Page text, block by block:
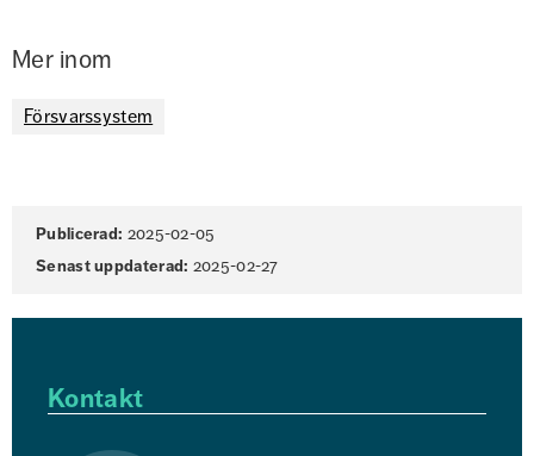
Mer inom
Försvarssystem
Sidinformation
Publicerad: 2025-02-05
Senast uppdaterad: 2025-02-27
Kontakt